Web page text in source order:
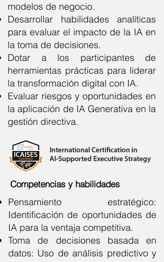
modelos de negocio.
Desarrollar habilidades analíticas
para evaluar el impacto de la IA en
la toma de decisiones.
Dotar a los participantes de
herramientas prácticas para liderar
la transformación digital con IA.
Evaluar riesgos y oportunidades en
la aplicación de IA Generativa en la
gestión directiva.
Competencias y habilidades
Pensamiento estratégico:
Identificación de oportunidades de
IA para la ventaja competitiva.
Toma de decisiones basada en
datos: Uso de análisis predictivo y